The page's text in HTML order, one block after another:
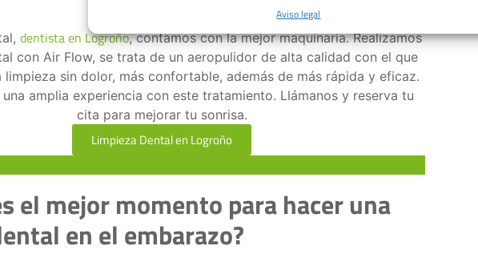
Aviso legal
dentista en Logroño, contamos con la mejor maquinaria. Realizamos
con Air Flow, se trata de un aeropulidor de alta calidad con el que
limpieza sin dolor, más confortable, además de más rápida y eficaz.
amplia experiencia con este tratamiento. Llámanos y reserva tu
cita para mejorar tu sonrisa.
Limpieza Dental en Logroño
el mejor momento para hacer una
en el embarazo?